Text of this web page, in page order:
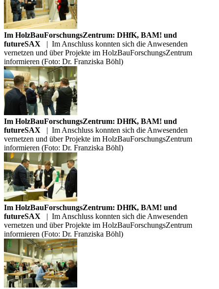
Im HolzBauForschungsZentrum: DHfK, BAM! und
futureSAX | Im Anschluss konnten sich die Anwesenden
vernetzen und über Projekte im HolzBauForschungsZentrum
informieren (Foto: Dr. Franziska Böhl)
Im HolzBauForschungsZentrum: DHfK, BAM! und
futureSAX | Im Anschluss konnten sich die Anwesenden
vernetzen und über Projekte im HolzBauForschungsZentrum
informieren (Foto: Dr. Franziska Böhl)
Im HolzBauForschungsZentrum: DHfK, BAM! und
futureSAX | Im Anschluss konnten sich die Anwesenden
vernetzen und über Projekte im HolzBauForschungsZentrum
informieren (Foto: Dr. Franziska Böhl)